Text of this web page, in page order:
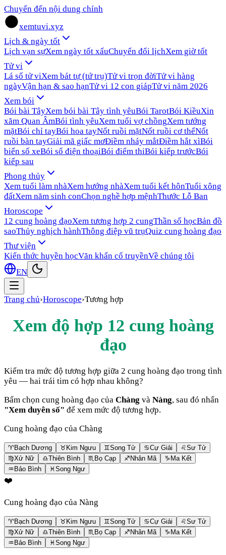
Chuyển đến nội dung chính
xemtuvi.xyz
Lịch & ngày tốt
Lịch vạn sựXem ngày tốt xấuChuyển đổi lịchXem giờ tốt
Tử vi
Lá số tử viXem bát tự (tứ trụ)Tử vi trọn đờiTử vi hàng
ngàyVận hạn & sao hạnTử vi 12 con giápTử vi năm 2026
Xem bói
Bói bài TâyXem bói bài Tây tình yêuBói TarotBói KiềuXin
xăm Quan ÂmBói tình yêuXem tuổi vợ chồngXem tướng
mặtBói chỉ tayBói hoa tayNốt ruồi mặtNốt ruồi cơ thểNốt
ruồi bàn tayGiải mã giấc mơĐiềm nháy mắtĐiềm hắt xìBói
biển số xeBói số điện thoạiBói điểm thiBói kiếp trướcBói
kiếp sau
Phong thủy
Xem tuổi làm nhàXem hướng nhàXem tuổi kết hônTuổi xông
đấtXem năm sinh conChọn nghề hợp mệnhThước Lỗ Ban
Horoscope
12 cung hoàng đạoXem tương hợp 2 cungThần số họcBản đồ
saoThủy nghịch hànhThông điệp vũ trụQuiz cung hoàng đạo
Thư viện
Kiến thức huyền họcVăn khấn cổ truyềnVề chúng tôi
EN
Trang chủ›Horoscope›Tương hợp
Xem độ hợp 12 cung hoàng
đạo
Kiểm tra mức độ tương hợp giữa 2 cung hoàng đạo trong tình
yêu — hai trái tim có hợp nhau không?
Bấm chọn cung hoàng đạo của Chàng và Nàng, sau đó nhấn
"Xem duyên số" để xem mức độ tương hợp.
Cung hoàng đạo của Chàng
♈Bạch Dương ♉Kim Ngưu ♊Song Tử ♋Cự Giải ♌Sư Tử
♍Xử Nữ ♎Thiên Bình ♏ Bọ Cạp ♐Nhân Mã ♑Ma Kết
♒Bảo Bình ♓Song Ngư
❤️
Cung hoàng đạo của Nàng
♈Bạch Dương ♉Kim Ngưu ♊Song Tử ♋Cự Giải ♌Sư Tử
♍Xử Nữ ♎Thiên Bình ♏ Bọ Cạp ♐Nhân Mã ♑Ma Kết
♒Bảo Bình ♓Song Ngư